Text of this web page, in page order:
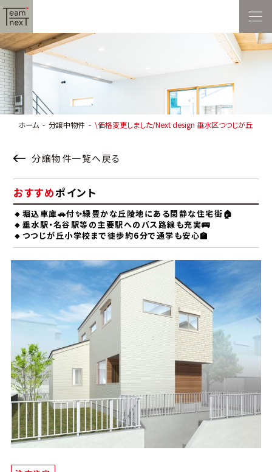
ホーム 分譲中物件 \価格変更しました/Next design 垂水区つつじが丘
分譲物件一覧へ戻る
おすすめポイント
🔸堀込車庫🚗付✨緑豊かな丘陵地にある閑静な住宅街🏠
🔸垂水駅・名谷駅等の主要駅へのバス路線も充実🚌
🔸つつじが丘小学校まで徒歩約6分で通学も安心🏫